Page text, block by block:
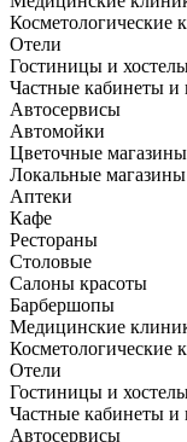
Косметологические
Отели
Гостиницы и
Частные кабинеты и
Автосервисы
Автомойки
Цветочные магазины
Локальные
Аптеки
Кафе
Рестораны
Столовые
Салоны красоты
Барбершопы
Медицинские
Косметологические
Отели
Гостиницы и
Частные кабинеты и
Автосервисы